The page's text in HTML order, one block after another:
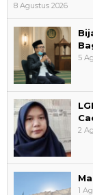
8 Agustus 2026
5
2
1